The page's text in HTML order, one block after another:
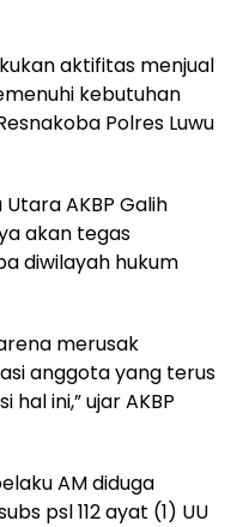
aktifitas menjual
kebutuhan
Polres Luwu
AKBP Galih
akan tegas
diwilayah hukum
merusak
anggota yang terus
ini,” ujar AKBP
AM diduga
psl 112 ayat (1) UU